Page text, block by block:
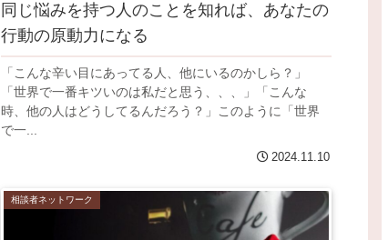
同じ悩みを持つ人のことを知れば、あなたの
行動の原動力になる
「こんな辛い目にあってる人、他にいるのかしら？」
「世界で一番キツいのは私だと思う、、、」「こんな
時、他の人はどうしてるんだろう？」このように「世界
で一...
2024.11.10
相談者ネットワーク